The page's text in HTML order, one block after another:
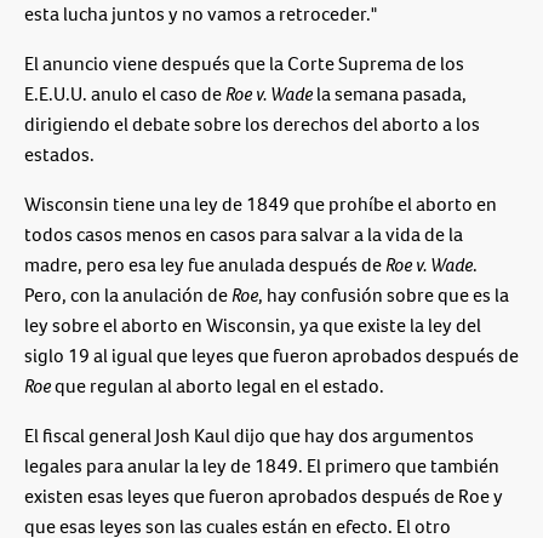
esta lucha juntos y no vamos a retroceder."
El anuncio viene después que la Corte Suprema de los
E.E.U.U. anulo el caso deRoe v. Wadela semana pasada,
dirigiendo el debate sobre los derechos del aborto a los
estados.
Wisconsin tiene una ley de 1849 que prohíbe el aborto en
todos casos menos en casos para salvar a la vida de la
madre, pero esa ley fue anulada después deRoe v. Wade.
Pero, con la anulación deRoe, hay confusión sobre que es la
ley sobre el aborto en Wisconsin, ya que existe la ley del
siglo 19 al igual que leyes que fueron aprobados después de
Roeque regulan al aborto legal en el estado.
El fiscal general Josh Kaul dijo que hay dos argumentos
legales para anular la ley de 1849. El primero que también
existen esas leyes que fueron aprobados después de Roe y
que esas leyes son las cuales están en efecto. El otro